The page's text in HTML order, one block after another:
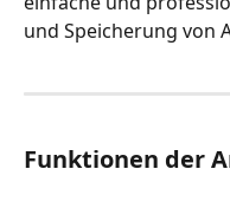
und Speicherung von
Funktionen der